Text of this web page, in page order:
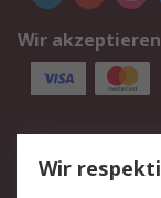
Wir
Service
Value Added
Wir